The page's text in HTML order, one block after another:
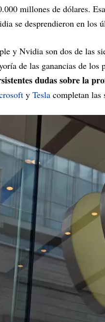
millones de dólares.
se desprendieron en los
y Nvidia son dos de las
de las ganancias de los
dudas sobre la
y Tesla completan las